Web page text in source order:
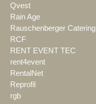
Qvest
Rain Age
Rauschenberger Catering
RCF
RENT EVENT TEC
rent4event
RentalNet
Reprofil
rgb